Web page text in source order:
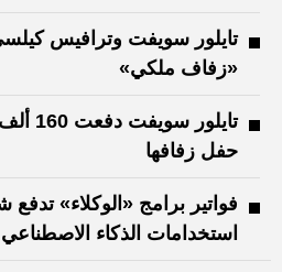
تايلور سويفت وترافيس
«زفاف ملكي»
حفل زفافها
فواتير برامج «الوكلاء»
استخدامات الذكاء الاصطناعي